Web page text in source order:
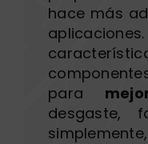
hace más
para
desgaste,